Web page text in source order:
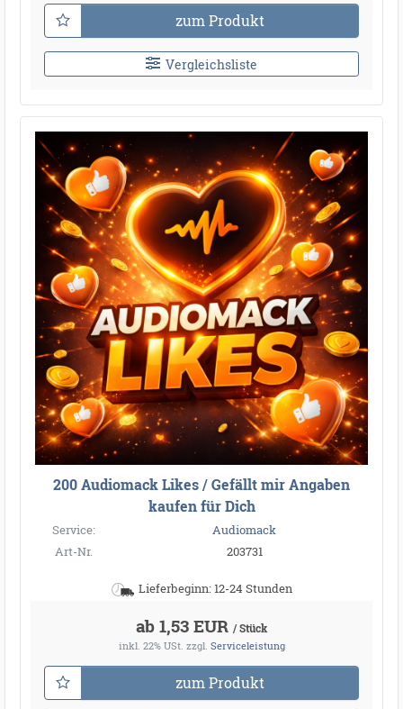
zum Produkt
Vergleichsliste
200 Audiomack Likes / Gefällt mir Angaben
kaufen für Dich
Service:
Audiomack
Art-Nr.
203731
Lieferbeginn: 12-24 Stunden
ab 1,53 EUR / Stück
inkl. 22% USt. zzgl. Serviceleistung
zum Produkt
●
●
●
●
●
●